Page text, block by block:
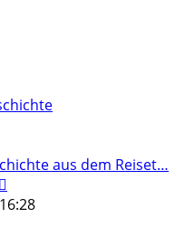
aus dem Reiset…
Beitrag